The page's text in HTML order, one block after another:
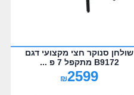
שולחן סנוקר חצי מקצועי דגם
B9172 מתקפל 7 פ ...
₪2599